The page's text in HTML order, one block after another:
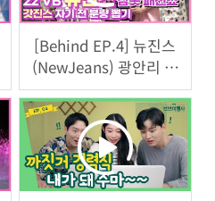
[Behind EP.4] 뉴진스
(NewJeans) 광안리 숙
소 파자마 패션쇼!! 오늘
도 하드 초큼 털어봤어
요~ㅣ#뉴진스코드in부
산